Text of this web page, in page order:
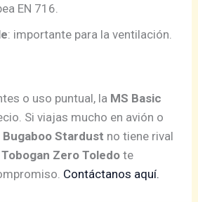
EN 716.
: importante para la ventilación.
o uso puntual, la MS Basic
Si viajas mucho en avión o
Bugaboo Stardust no tiene rival
Tobogan Zero Toledo te
Contáctanos aquí.